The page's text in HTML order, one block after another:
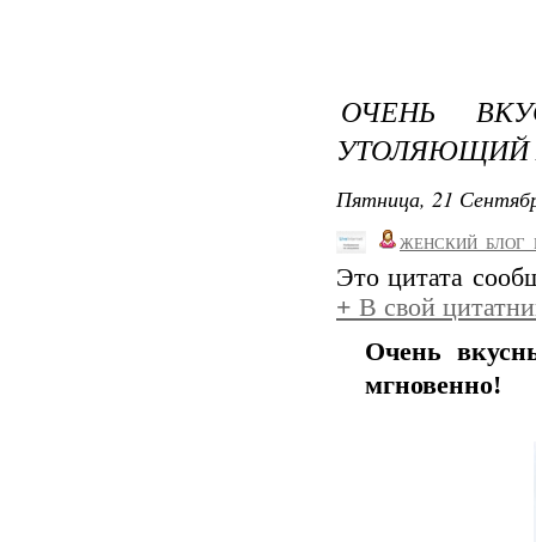
ОЧЕНЬ
УТОЛЯЮЩИЙ
Пятница, 21
Это цитата
+ В свой
Очень
мгновенно!